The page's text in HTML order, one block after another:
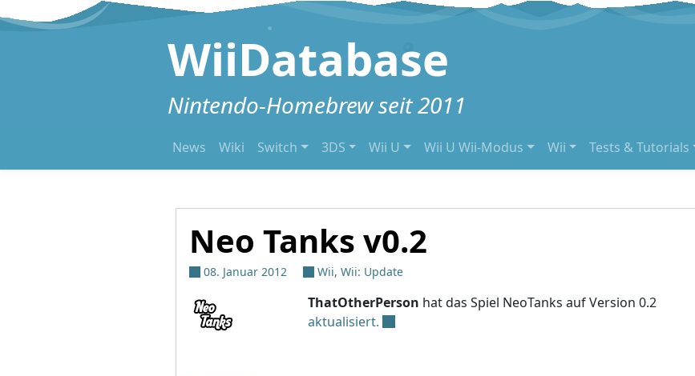
Zum Inhalt springen
WiiDatabase
Nintendo-Homebrew seit 2011
News Wiki Switch 3DS Wii U Wii U Wii-Modus Wii Tests & Tutorials
Neo Tanks v0.2
08. Januar 2012 Wii, Wii: Update
ThatOtherPerson hat das Spiel NeoTanks auf Version 0.2
aktualisiert.